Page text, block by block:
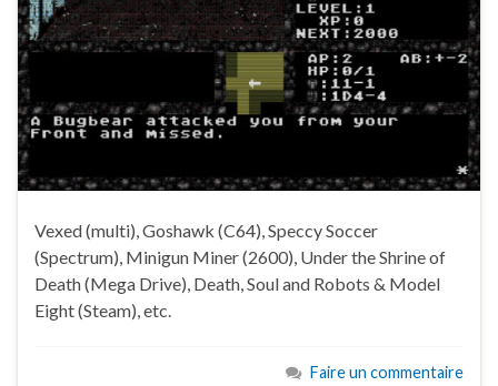
Vexed (multi), Goshawk (C64), Speccy Soccer
(Spectrum), Minigun Miner (2600), Under the Shrine of
Death (Mega Drive), Death, Soul and Robots & Model
Eight (Steam), etc.
Faire un commentaire